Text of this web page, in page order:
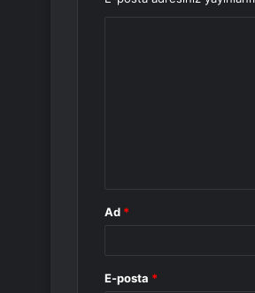
Ad *
E-posta *